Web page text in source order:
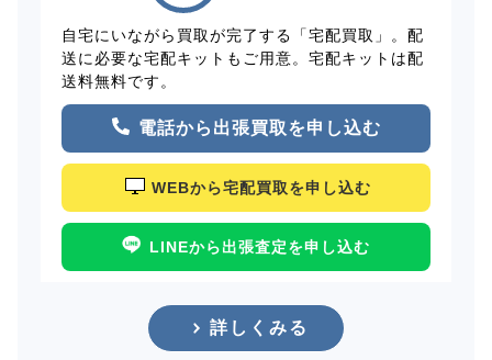
自宅にいながら買取が完了する「宅配買取」。配
送に必要な宅配キットもご用意。宅配キットは配
送料無料です。
電話から出張買取を申し込む
WEBから宅配買取を申し込む
LINEから出張査定を申し込む
詳しくみる